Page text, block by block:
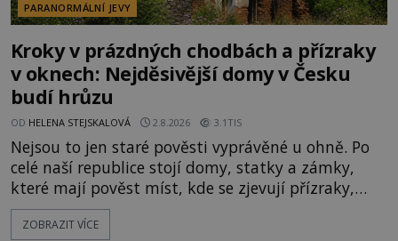
PARANORMÁLNÍ JEVY
Kroky v prázdných chodbách a přízraky
v oknech: Nejděsivější domy v Česku
budí hrůzu
OD HELENA STEJSKALOVÁ 2.8.2026 3.1TIS
Nejsou to jen staré pověsti vyprávěné u ohně. Po
celé naší republice stojí domy, statky a zámky,
které mají pověst míst, kde se zjevují přízraky,
ozývají nevysvětlitelné zvuky nebo se dějí podivné
jevy. Zatímco historici většinou hledají racionální
ZOBRAZIT VÍCE